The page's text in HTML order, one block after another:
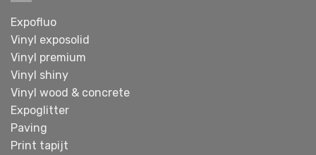
Expofluo
Vinyl exposolid
Vinyl premium
Vinyl shiny
Vinyl wood & concrete
Expoglitter
Paving
Print tapijt